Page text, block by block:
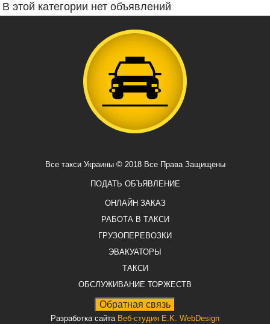
В этой категории нет объявлений
Все такси Украины © 2018 Все Права Защищены
ПОДАТЬ ОБЪЯВЛЕНИЕ
ОНЛАЙН ЗАКАЗ
РАБОТА В ТАКСИ
ГРУЗОПЕРЕВОЗКИ
ЭВАКУАТОРЫ
ТАКСИ
ОБСЛУЖИВАНИЕ ТОРЖЕСТВ
Разработка сайта Веб-студия E.K. WebDesign